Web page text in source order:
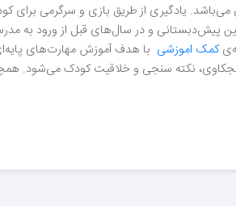
‌می‌باشد. یادگیری از طریق بازی و سرگرمی
پیش‌دبستانی و در سال‌های قبل از ورود به
کمک اموزشی با هدف آموزش مهارت‌های
نکته سنجی و خلاقیت کودک می‌شود.